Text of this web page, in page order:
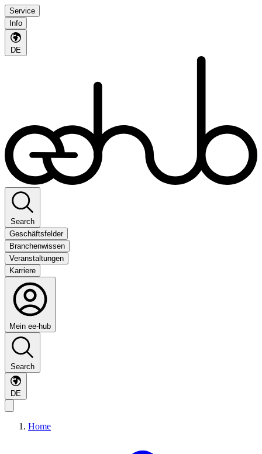
Service
Info
DE
Search
Geschäftsfelder
Branchenwissen
Veranstaltungen
Karriere
Mein ee-hub
Search
DE
Home